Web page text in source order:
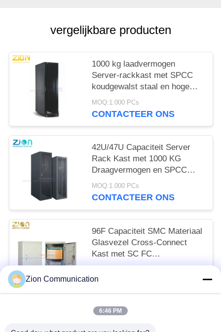
vergelijkbare producten
1000 kg laadvermogen
Server-rackkast met SPCC
koudgewalst staal en hoge
dichtheid geventileerde
deuren voor datacenters
MOQ:1.000 PCs
CONTACTEER ONS
42U/47U Capaciteit Server
Rack Kast met 1000 KG
Draagvermogen en SPCC
Koudgewalst Stalen
Constructie
MOQ:1.000 PCs
CONTACTEER ONS
96F Capaciteit SMC Materiaal
Glasvezel Cross-Connect
Kast met SC FC
Connectortype voor FTTH
CONTACTEER ONS
Zion Communication
6:46 PM